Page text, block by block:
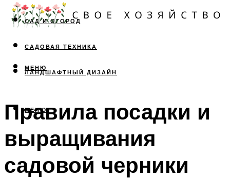
САД И ОГОРОД
САДОВАЯ ТЕХНИКА
ЛАНДШАФТНЫЙ ДИЗАЙН
МЕНЮ
МЕНЮ
Правила посадки и
выращивания
садовой черники